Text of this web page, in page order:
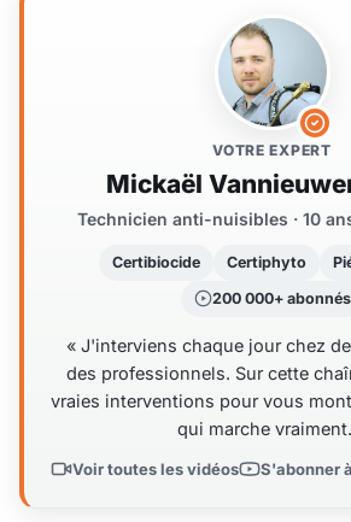
VOTRE EXPERT
Mickaël
Technicien anti-nuisibles · 10
Certibiocide Certiphyto
200 000+ abonnés
« J'interviens chaque jour chez
des professionnels. Sur cette
vraies interventions pour vous
qui marche
Voir toutes les vidéos S'abonner